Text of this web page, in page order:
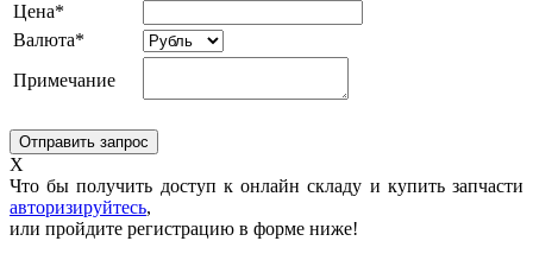
Цена*
Валюта*
Примечание
X
Что бы получить доступ к онлайн складу и купить запчасти
авторизируйтесь,
или пройдите регистрацию в форме ниже!